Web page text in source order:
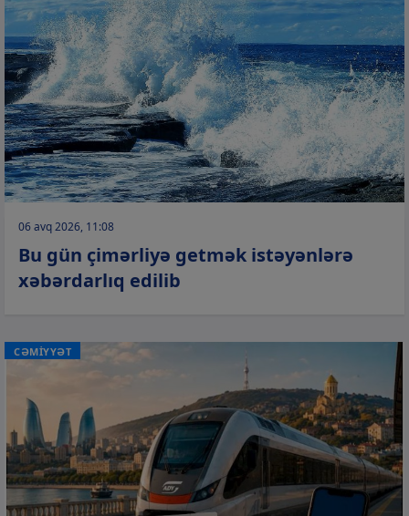
06 avq 2026, 11:08
Bu gün çimərliyə getmək istəyənlərə
xəbərdarlıq edilib
CƏMİYYƏT